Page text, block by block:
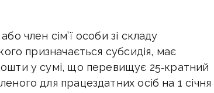
член сім’ї особи зі складу
призначається субсидія, має
у сумі, що перевищує 25‑кратний
для працездатних осіб на 1 січня